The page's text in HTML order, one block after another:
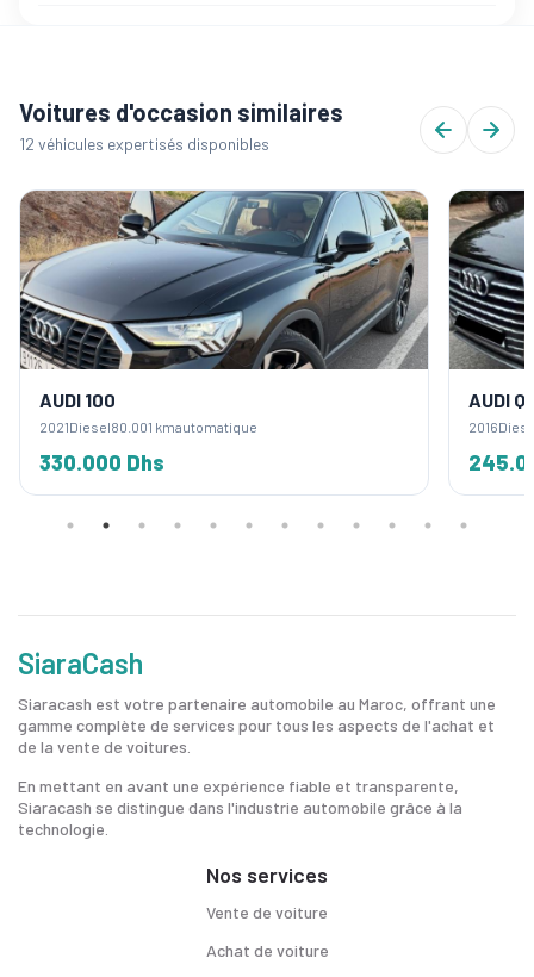
Voitures d'occasion similaires
12 véhicules expertisés disponibles
AUDI 100
2021Diesel80.001 kmautomatique
330.000 Dhs
AUDI
2016
SiaraCash
Siaracash est votre partenaire automobile au Maroc, offrant une
gamme complète de services pour tous les aspects de l'achat et
de la vente de voitures.
En mettant en avant une expérience fiable et transparente,
Siaracash se distingue dans l'industrie automobile grâce à la
technologie.
Nos services
Vente de voiture
Achat de voiture